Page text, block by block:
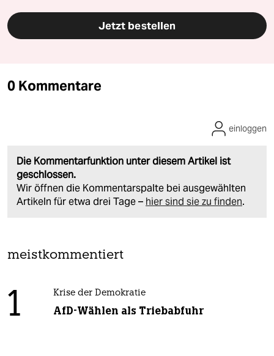
Jetzt bestellen
0 Kommentare
Die Kommentarfunktion unter diesem Artikel ist
geschlossen.
Wir öffnen die Kommentarspalte bei ausgewählten
Artikeln für etwa drei Tage – hier sind sie zu finden.
einloggen
meistkommentiert
1 Krise der Demokratie
AfD-Wählen als Triebabfuhr